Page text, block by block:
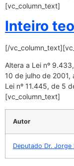
[vc_column_text]
Inteiro
[/
Altera a Lei nº
10 de julho de
Lei nº 11.445, de 5
[vc_column_text]
Autor
Deputado Dr. Jorge